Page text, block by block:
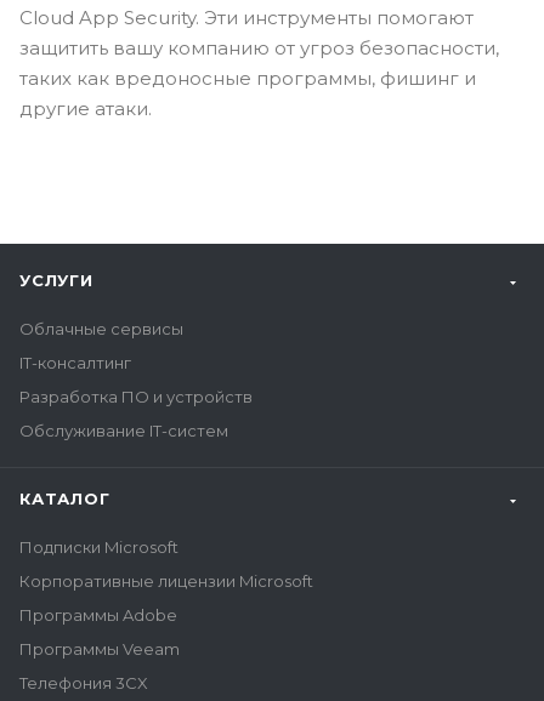
Cloud App Security. Эти инструменты помогают
защитить вашу компанию от угроз безопасности,
таких как вредоносные программы, фишинг и
другие атаки.
УСЛУГИ
Облачные сервисы
IT-консалтинг
Разработка ПО и устройств
Обслуживание IT-систем
КАТАЛОГ
Подписки Microsoft
Корпоративные лицензии Microsoft
Программы Adobe
Программы Veeam
Телефония 3CX